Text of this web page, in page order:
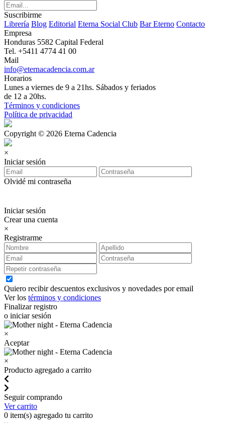
Suscribirme
Librería Blog Editorial Eterna Social Club Bar Eterno Contacto
Empresa
Honduras 5582 Capital Federal
Tel. +5411 4774 41 00
Mail
info@eternacadencia.com.ar
Horarios
Lunes a viernes de 9 a 21hs. Sábados y feriados
de 12 a 20hs.
Términos y condiciones
Política de privacidad
Copyright © 2026 Eterna Cadencia
×
Iniciar sesión
Olvidé mi contraseña
Iniciar sesión
Crear una cuenta
×
Registrarme
Quiero recibir descuentos exclusivos y novedades por email
Ver los términos y condiciones
Finalizar registro
o iniciar sesión
×
Aceptar
×
Producto agregado a carrito
Seguir comprando
Ver carrito
0 item(s) agregado tu carrito